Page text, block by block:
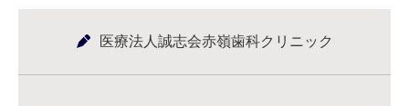
医療法人誠志会赤嶺歯科クリニック